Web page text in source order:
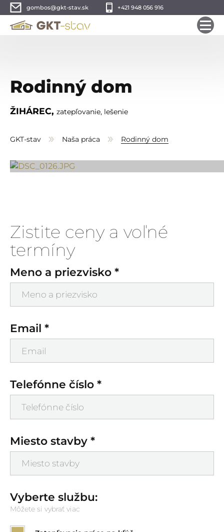
gombos@gkt-stav.sk +421 948 056 916
Rodinný dom
ŽIHÁREC, zatepľovanie, lešenie
GKT-stav Naša práca Rodinný dom
Zistite ceny a voľné
termíny
Meno a priezvisko *
Email *
Telefónne číslo *
Miesto stavby *
Vyberte službu:
Môžete si vybrať viac